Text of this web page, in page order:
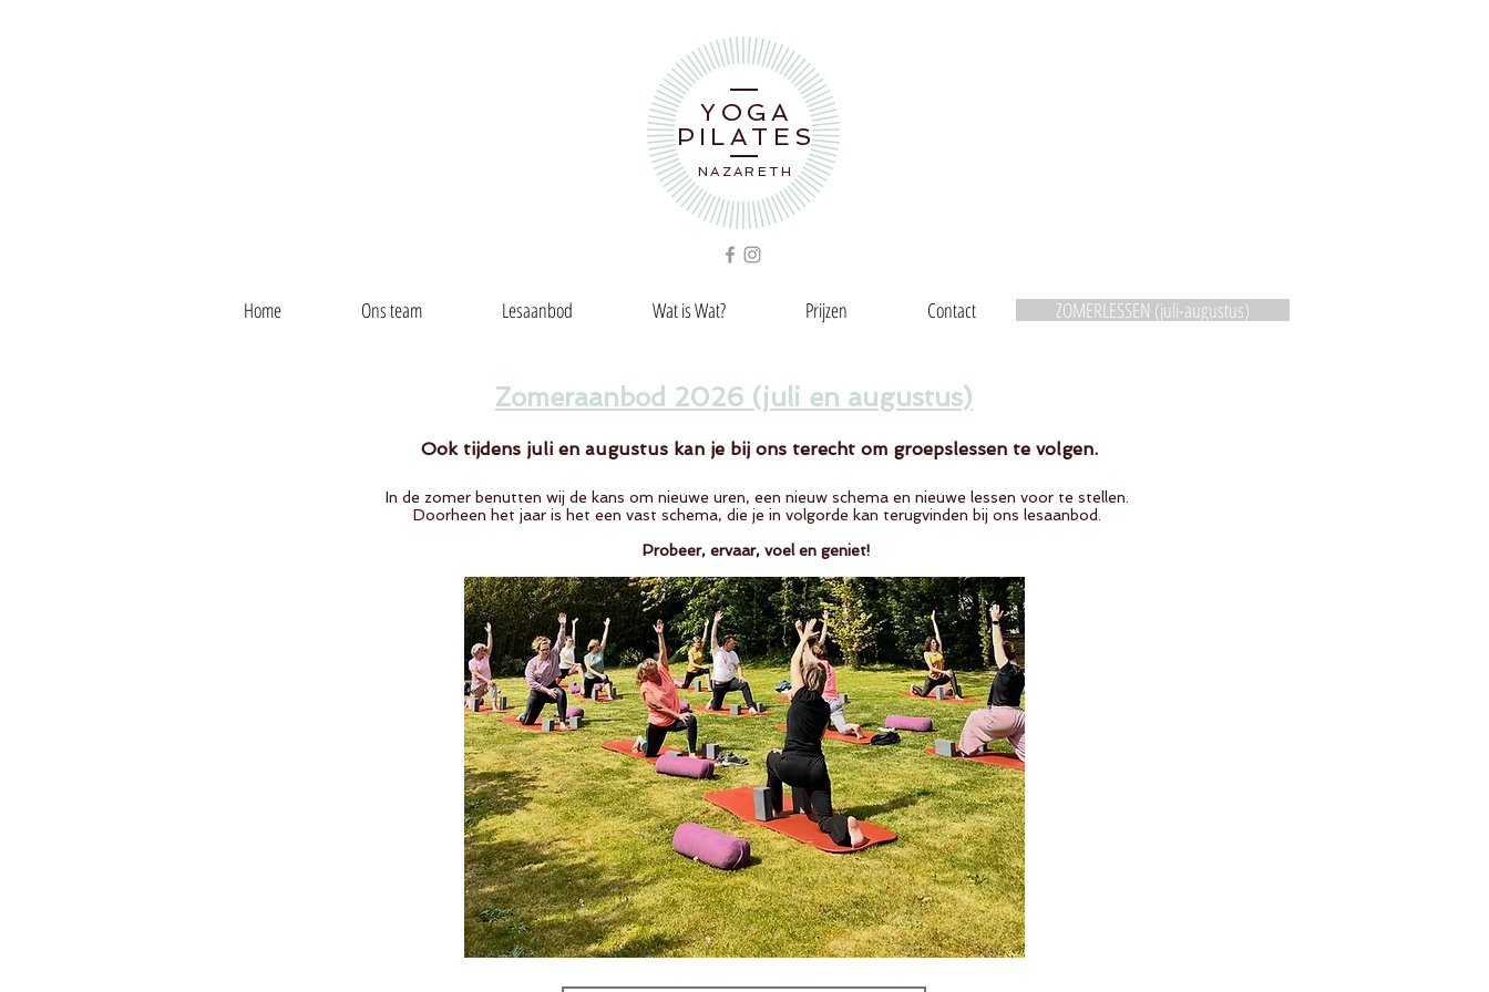
NAZARETH
YOGA
PILATES
Home Ons team Lesaanbod Wat is Wat? Prijzen Contact ZOMERLESSEN (juli-augustus)
Zomeraanbod 2026 (juli en augustus)
Ook tijdens juli en augustus kan je bij ons terecht om groepslessen te volgen.
In de zomer benutten wij de kans om nieuwe uren, een nieuw schema en nieuwe lessen voor te stellen.
Doorheen het jaar is het een vast schema, die je in volgorde kan terugvinden bij ons lesaanbod.
Probeer, ervaar, voel en geniet!